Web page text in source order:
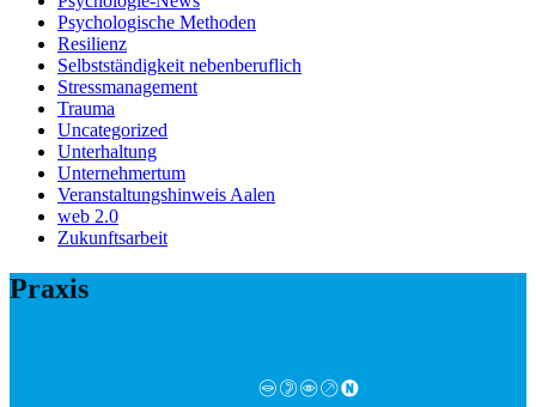
Psychologische Methoden
Resilienz
Selbstständigkeit nebenberuflich
Stressmanagement
Trauma
Uncategorized
Unterhaltung
Unternehmertum
Veranstaltungshinweis Aalen
web 2.0
Zukunftsarbeit
Praxis